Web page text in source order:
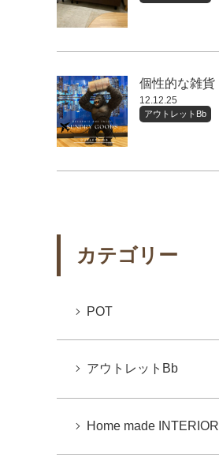
個性的な雑貨
12.12.25
アウトレットBb
カテゴリー
POT
アウトレットBb
Home made INTERIOR